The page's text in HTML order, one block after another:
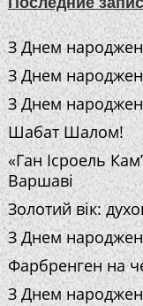
З Днем
З Днем
З Днем
Шабат Шалом!
«Ган Ісроель
Варшаві
Золотий вік:
З Днем
Фарбренген на
З Днем